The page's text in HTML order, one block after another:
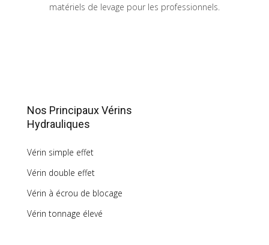
matériels de levage pour les professionnels.
Nos Principaux Vérins
Hydrauliques
Vérin simple effet
Vérin double effet
Vérin à écrou de blocage
Vérin tonnage élevé